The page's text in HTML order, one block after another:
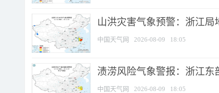
山洪灾害气象预警：浙江
中国天气网 2026-08-09 18:05
渍涝风险气象警报：浙江
中国天气网 2026-08-09 18:05